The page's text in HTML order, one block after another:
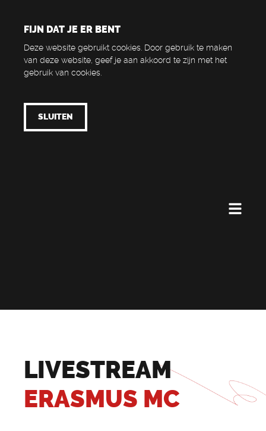
FIJN DAT JE ER BENT
Deze website gebruikt cookies. Door gebruik te maken
van deze website, geef je aan akkoord te zijn met het
gebruik van cookies.
SLUITEN
LIVESTREAM
ERASMUS MC